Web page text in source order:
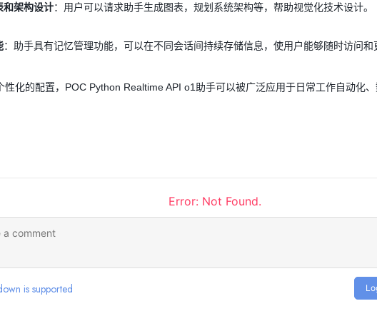
和架构设计：用户可以请求助手生成图表，规划系统架构等，帮助视觉化技术设计。
：助手具有记忆管理功能，可以在不同会话间持续存储信息，使用户能够随时访问和
性化的配置，POC Python Realtime API o1助手可以被广泛应用于日常工作自动化
Error: Not Found.
is supported